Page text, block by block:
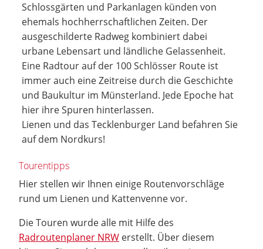
Schlossgärten und Parkanlagen künden von
ehemals hochherrschaftlichen Zeiten. Der
ausgeschilderte Radweg kombiniert dabei
urbane Lebensart und ländliche Gelassenheit.
Eine Radtour auf der 100 Schlösser Route ist
immer auch eine Zeitreise durch die Geschichte
und Baukultur im Münsterland. Jede Epoche hat
hier ihre Spuren hinterlassen.
Lienen und das Tecklenburger Land befahren Sie
auf dem Nordkurs!
Tourentipps
Hier stellen wir Ihnen einige Routenvorschläge
rund um Lienen und Kattenvenne vor.
Die Touren wurde alle mit Hilfe des
Radroutenplaner NRW erstellt. Über diesem